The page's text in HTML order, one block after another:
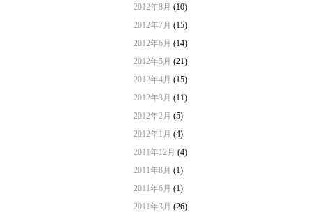
2012年8月 (10)
2012年7月 (15)
2012年6月 (14)
2012年5月 (21)
2012年4月 (15)
2012年3月 (11)
2012年2月 (5)
2012年1月 (4)
2011年12月 (4)
2011年8月 (1)
2011年6月 (1)
2011年3月 (26)